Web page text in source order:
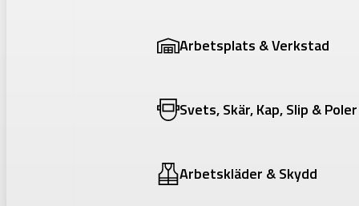
Arbetsplats & Verkstad
Svets, Skär, Kap, Slip & Poler
Arbetskläder & Skydd